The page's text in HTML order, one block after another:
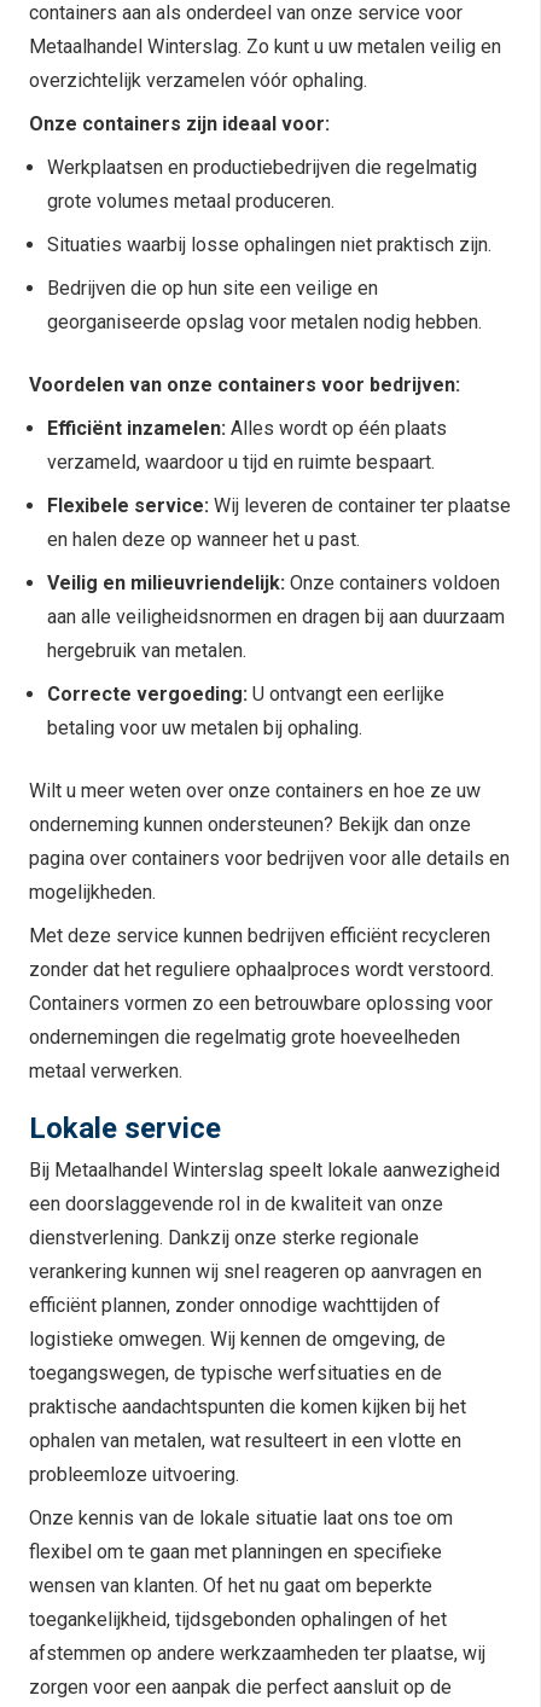
containers aan als onderdeel van onze service voor
Metaalhandel Winterslag. Zo kunt u uw metalen veilig en
overzichtelijk verzamelen vóór ophaling.
Onze containers zijn ideaal voor:
Werkplaatsen en productiebedrijven die regelmatig
grote volumes metaal produceren.
Situaties waarbij losse ophalingen niet praktisch zijn.
Bedrijven die op hun site een veilige en
georganiseerde opslag voor metalen nodig hebben.
Voordelen van onze containers voor bedrijven:
Efficiënt inzamelen: Alles wordt op één plaats
verzameld, waardoor u tijd en ruimte bespaart.
Flexibele service: Wij leveren de container ter plaatse
en halen deze op wanneer het u past.
Veilig en milieuvriendelijk: Onze containers voldoen
aan alle veiligheidsnormen en dragen bij aan duurzaam
hergebruik van metalen.
Correcte vergoeding: U ontvangt een eerlijke
betaling voor uw metalen bij ophaling.
Wilt u meer weten over onze containers en hoe ze uw
onderneming kunnen ondersteunen? Bekijk dan onze
pagina over containers voor bedrijven voor alle details en
mogelijkheden.
Met deze service kunnen bedrijven efficiënt recycleren
zonder dat het reguliere ophaalproces wordt verstoord.
Containers vormen zo een betrouwbare oplossing voor
ondernemingen die regelmatig grote hoeveelheden
metaal verwerken.
Lokale service
Bij Metaalhandel Winterslag speelt lokale aanwezigheid
een doorslaggevende rol in de kwaliteit van onze
dienstverlening. Dankzij onze sterke regionale
verankering kunnen wij snel reageren op aanvragen en
efficiënt plannen, zonder onnodige wachttijden of
logistieke omwegen. Wij kennen de omgeving, de
toegangswegen, de typische werfsituaties en de
praktische aandachtspunten die komen kijken bij het
ophalen van metalen, wat resulteert in een vlotte en
probleemloze uitvoering.
Onze kennis van de lokale situatie laat ons toe om
flexibel om te gaan met planningen en specifieke
wensen van klanten. Of het nu gaat om beperkte
toegankelijkheid, tijdsgebonden ophalingen of het
afstemmen op andere werkzaamheden ter plaatse, wij
zorgen voor een aanpak die perfect aansluit op de